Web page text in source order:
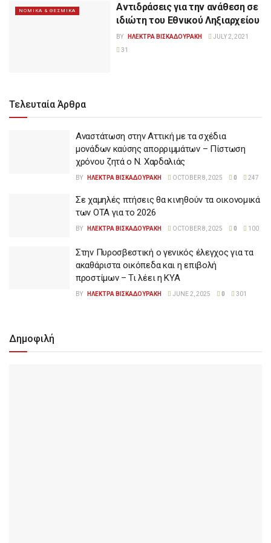
ΝΟΜΙΚΑ & ΘΕΣΜΙΚΑ
Αντιδράσεις για την ανάθεση σε
ιδιώτη του Εθνικού Ληξιαρχείου
BY ΗΛΕΚΤΡΑ ΒΙΣΚΑΔΟΥΡΑΚΗ
JULY 2, 2021
31
Τελευταία Άρθρα
Αναστάτωση στην Αττική με τα σχέδια
μονάδων καύσης απορριμμάτων – Πίστωση
χρόνου ζητά ο Ν. Χαρδαλιάς
BY ΗΛΕΚΤΡΑ ΒΙΣΚΑΔΟΥΡΑΚΗ OCTOBER 8, 2025 0 247
Σε χαμηλές πτήσεις θα κινηθούν τα οικονομικά
των ΟΤΑ για το 2026
BY ΗΛΕΚΤΡΑ ΒΙΣΚΑΔΟΥΡΑΚΗ OCTOBER 8, 2025 0 100
Στην Πυροσβεστική ο γενικός έλεγχος για τα
ακαθάριστα οικόπεδα και η επιβολή
προστίμων – Τι λέει η ΚΥΑ
BY ΗΛΕΚΤΡΑ ΒΙΣΚΑΔΟΥΡΑΚΗ JUNE 2, 2025 0 301
Δημοφιλή